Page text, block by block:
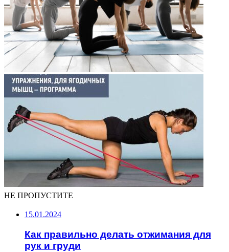
НЕ ПРОПУСТИТЕ
15.01.2024
Как правильно делать отжимания для
рук и груди